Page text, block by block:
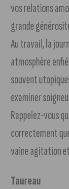
vos relations
grande
Au travail, la
atmosphère
souvent
examiner
Rappelez-vous
correctement
vaine agitation
Taureau